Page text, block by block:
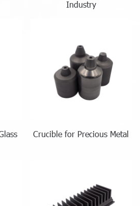
Industry
Crucible for Precious Metal